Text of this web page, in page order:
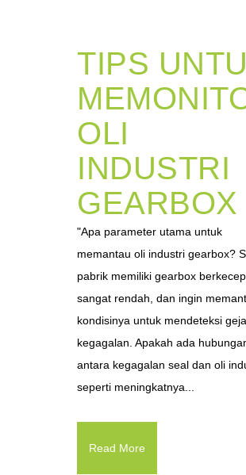
TIPS
OLI
INDUSTRI
GEARBOX
"Apa parameter utama untuk
memantau oli industri gearbox?
pabrik memiliki gearbox
sangat rendah, dan ingin
kondisinya untuk mendeteksi
kegagalan. Apakah ada
antara kegagalan seal dan oli
seperti meningkatnya...
Read More